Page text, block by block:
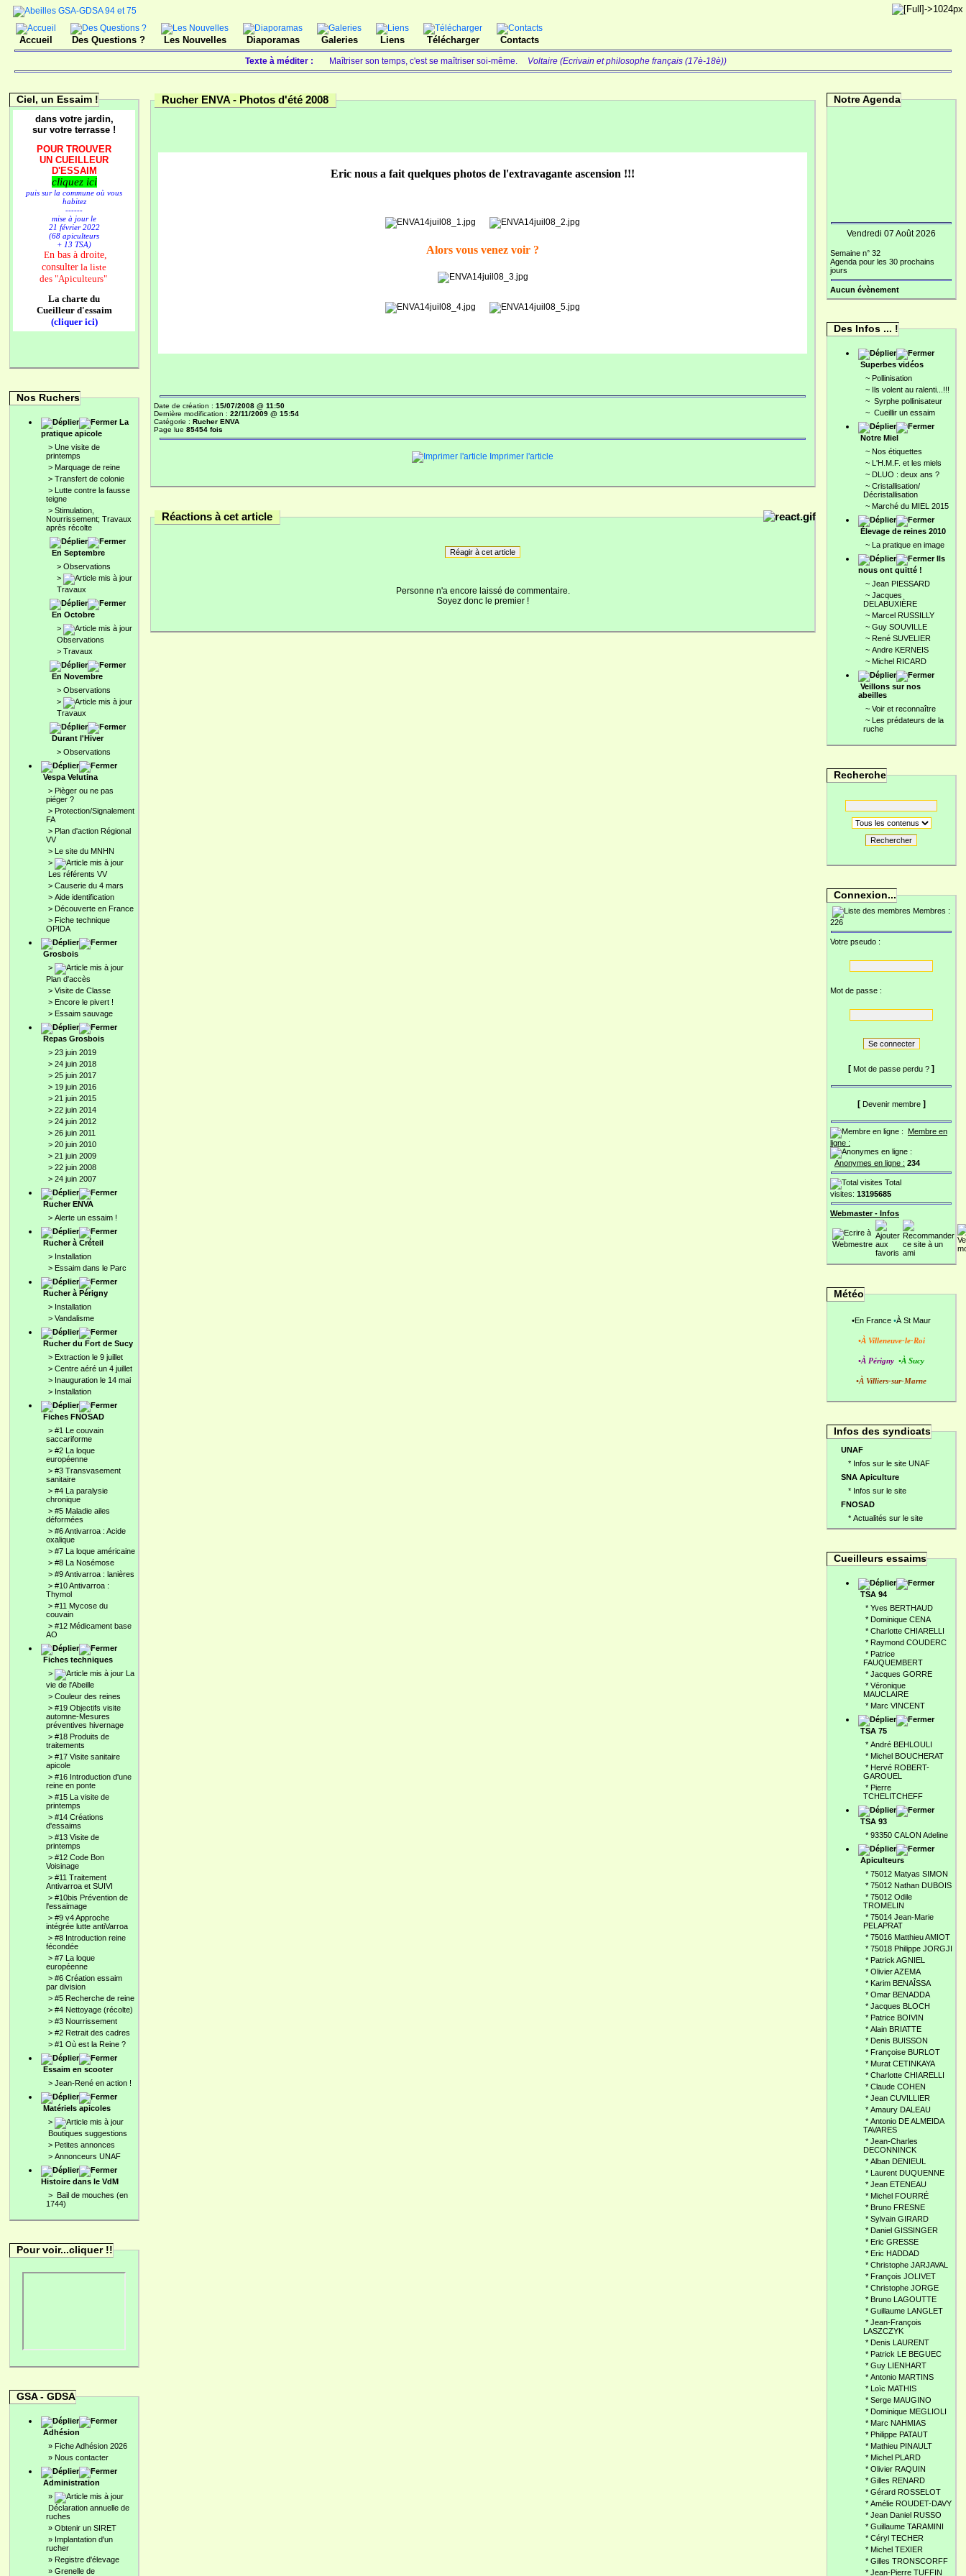
Accueil Des Questions ? Les Nouvelles Diaporamas Galeries Liens Télécharger Contacts
Texte à méditer : Maîtriser son temps, c'est se maîtriser soi-même. Voltaire (Ecrivain et philosophe français (17è-18è))
Ciel, un Essaim !
dans votre jardin,
sur votre terrasse !
POUR TROUVER
UN CUEILLEUR
D'ESSAIM
cliquez ici
puis sur la commune où vous
habitez
------
mise à jour le
21 février 2022
(68 apiculteurs
+ 13 TSA)
En bas à droite,
consulter la liste
des "Apiculteurs"
La charte du
Cueilleur d'essaim
(cliquer ici)
Nos Ruchers
La
pratique apicole
> Une visite de
printemps
> Marquage de reine
> Transfert de colonie
> Lutte contre la fausse
teigne
> Stimulation,
Nourrissement; Travaux
après récolte
En Septembre
> Observations
>
Travaux
En Octobre
>
Observations
> Travaux
En Novembre
> Observations
>
Travaux
Durant l'Hiver
> Observations
Vespa Velutina
> Pièger ou ne pas
piéger ?
> Protection/Signalement
FA
> Plan d'action Régional
VV
> Le site du MNHN
>
Les référents VV
> Causerie du 4 mars
> Aide identification
> Découverte en France
> Fiche technique
OPIDA
Grosbois
>
Plan d'accès
> Visite de Classe
> Encore le pivert !
> Essaim sauvage
Repas Grosbois
> 23 juin 2019
> 24 juin 2018
> 25 juin 2017
> 19 juin 2016
> 21 juin 2015
> 22 juin 2014
> 24 juin 2012
> 26 juin 2011
> 20 juin 2010
> 21 juin 2009
> 22 juin 2008
> 24 juin 2007
Rucher ENVA
> Alerte un essaim !
Rucher à Créteil
> Installation
> Essaim dans le Parc
Rucher à Périgny
> Installation
> Vandalisme
Rucher du Fort de Sucy
> Extraction le 9 juillet
> Centre aéré un 4 juillet
> Inauguration le 14 mai
> Installation
Fiches FNOSAD
> #1 Le couvain
saccariforme
> #2 La loque
européenne
> #3 Transvasement
sanitaire
> #4 La paralysie
chronique
> #5 Maladie ailes
déformées
> #6 Antivarroa : Acide
oxalique
> #7 La loque américaine
> #8 La Nosémose
> #9 Antivarroa : lanières
> #10 Antivarroa :
Thymol
> #11 Mycose du
couvain
> #12 Médicament base
AO
Fiches techniques
>
La
vie de l'Abeille
> Couleur des reines
> #19 Objectifs visite
automne-Mesures
préventives hivernage
> #18 Produits de
traitements
> #17 Visite sanitaire
apicole
> #16 Introduction d'une
reine en ponte
> #15 La visite de
printemps
> #14 Créations
d'essaims
> #13 Visite de
printemps
> #12 Code Bon
Voisinage
> #11 Traitement
Antivarroa et SUIVI
> #10bis Prévention de
l'essaimage
> #9 v4 Approche
intégrée lutte antiVarroa
> #8 Introduction reine
fécondée
> #7 La loque
européenne
> #6 Création essaim
par division
> #5 Recherche de reine
> #4 Nettoyage (récolte)
> #3 Nourrissement
> #2 Retrait des cadres
> #1 Où est la Reine ?
Essaim en scooter
> Jean-René en action !
Matériels apicoles
>
Boutiques suggestions
> Petites annonces
> Annonceurs UNAF
Histoire dans le VdM
> Bail de mouches (en
1744)
Pour voir...cliquer !!
GSA - GDSA
Adhésion
» Fiche Adhésion 2026
» Nous contacter
Administration
»
Déclaration annuelle de
ruches
» Obtenir un SIRET
» Implantation d'un
rucher
» Registre d'élevage
» Grenelle de
Rucher ENVA - Photos d'été 2008
Eric nous a fait quelques photos de l'extravagante ascension !!!
Alors vous venez voir ?
Date de création : 15/07/2008 @ 11:50
Dernière modification : 22/11/2009 @ 15:54
Catégorie : Rucher ENVA
Page lue 85454 fois
Imprimer l'article
Réactions à cet article
Réagir à cet article
Personne n'a encore laissé de commentaire.
Soyez donc le premier !
Notre Agenda
Vendredi 07 Août 2026
Semaine n° 32
Agenda pour les 30 prochains
jours
Aucun évènement
Des Infos ... !
Superbes vidéos
~ Pollinisation
~ Ils volent au ralenti...!!!
~ Syrphe pollinisateur
~ Cueillir un essaim
Notre Miel
~ Nos étiquettes
~ L'H.M.F. et les miels
~ DLUO : deux ans ?
~ Cristallisation/
Décristallisation
~ Marché du MIEL 2015
Élevage de reines 2010
~ La pratique en image
Ils
nous ont quitté !
~ Jean PIESSARD
~ Jacques
DELABUXIÈRE
~ Marcel RUSSILLY
~ Guy SOUVILLE
~ René SUVELIER
~ Andre KERNEIS
~ Michel RICARD
Veillons sur nos
abeilles
~ Voir et reconnaître
~ Les prédateurs de la
ruche
Recherche
Rechercher
Connexion...
Membres :
226
Votre pseudo :
Mot de passe :
[ Mot de passe perdu ? ]
[ Devenir membre]
Membre en
ligne :
Anonymes en ligne : 234
Total
visites: 13195685
Webmaster - Infos
Météo
•En France •À St Maur
•À Villeneuve-le-Roi
•À Périgny •À Sucy
•À Villiers-sur-Marne
Infos des syndicats
UNAF
* Infos sur le site UNAF
SNA Apiculture
* Infos sur le site
FNOSAD
* Actualités sur le site
Cueilleurs essaims
TSA 94
* Yves BERTHAUD
* Dominique CENA
* Charlotte CHIARELLI
* Raymond COUDERC
* Patrice
FAUQUEMBERT
* Jacques GORRE
* Véronique
MAUCLAIRE
* Marc VINCENT
TSA 75
* André BEHLOULI
* Michel BOUCHERAT
* Hervé ROBERT-
GAROUEL
* Pierre
TCHELITCHEFF
TSA 93
* 93350 CALON Adeline
Apiculteurs
* 75012 Matyas SIMON
* 75012 Nathan DUBOIS
* 75012 Odile
TROMELIN
* 75014 Jean-Marie
PELAPRAT
* 75016 Matthieu AMIOT
* 75018 Philippe JORGJI
* Patrick AGNIEL
* Olivier AZEMA
* Karim BENAÎSSA
* Omar BENADDA
* Jacques BLOCH
* Patrice BOIVIN
* Alain BRIATTE
* Denis BUISSON
* Françoise BURLOT
* Murat CETINKAYA
* Charlotte CHIARELLI
* Claude COHEN
* Jean CUVILLIER
* Amaury DALEAU
* Antonio DE ALMEIDA
TAVARES
* Jean-Charles
DECONNINCK
* Alban DENIEUL
* Laurent DUQUENNE
* Jean ETENEAU
* Michel FOURRÉ
* Bruno FRESNE
* Sylvain GIRARD
* Daniel GISSINGER
* Eric GRESSE
* Eric HADDAD
* Christophe JARJAVAL
* François JOLIVET
* Christophe JORGE
* Bruno LAGOUTTE
* Guillaume LANGLET
* Jean-François
LASZCZYK
* Denis LAURENT
* Patrick LE BEGUEC
* Guy LIENHART
* Antonio MARTINS
* Loïc MATHIS
* Serge MAUGINO
* Dominique MEGLIOLI
* Marc NAHMIAS
* Philippe PATAUT
* Mathieu PINAULT
* Michel PLARD
* Olivier RAQUIN
* Gilles RENARD
* Gérard ROSSELOT
* Amélie ROUDET-DAVY
* Jean Daniel RUSSO
* Guillaume TARAMINI
* Céryl TECHER
* Michel TEXIER
* Gilles TRONSCORFF
* Jean-Pierre TUFFIN